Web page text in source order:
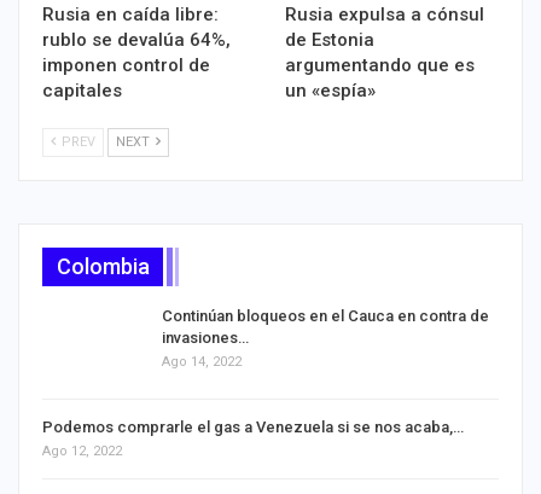
Rusia en caída libre:
rublo se devalúa 64%,
imponen control de
capitales
Rusia expulsa a cónsul
de Estonia
argumentando que es
un «espía»
PREV NEXT
Colombia
Continúan bloqueos en el Cauca en contra de
invasiones…
Ago 14, 2022
Podemos comprarle el gas a Venezuela si se nos acaba,…
Ago 12, 2022